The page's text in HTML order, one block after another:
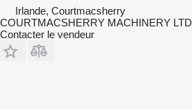
Irlande, Courtmacsherry
COURTMACSHERRY MACHINERY LTD
Contacter le vendeur